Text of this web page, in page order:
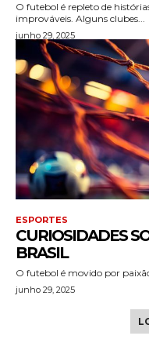
O futebol é repleto de
improváveis. Alguns clubes...
junho 29, 2025
ESPORTES
CURIOSIDADES
BRASIL
O futebol é movido por
junho 29, 2025